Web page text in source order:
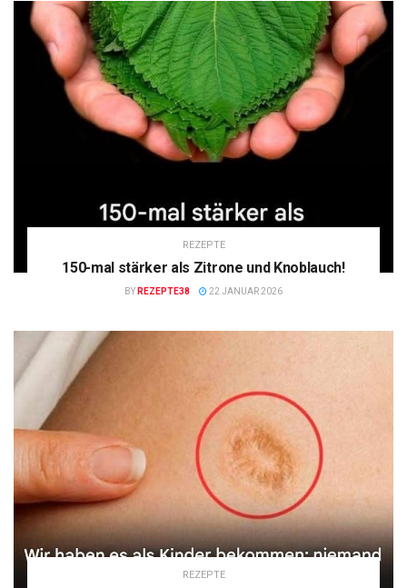
REZEPTE
150-mal stärker als Zitrone und Knoblauch!
BY REZEPTE38 22 JANUAR 2026
REZEPTE